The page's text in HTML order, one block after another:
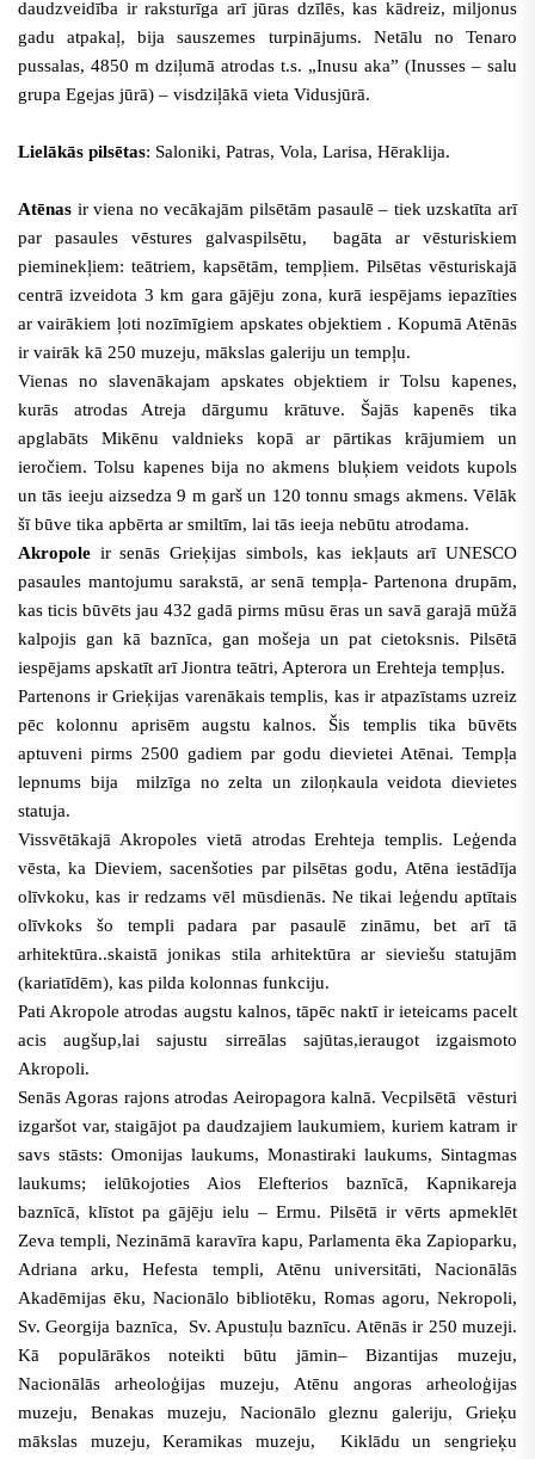
daudzveidība ir raksturīga arī jūras dzīlēs, kas kādreiz, miljonus
gadu atpakaļ, bija sauszemes turpinājums. Netālu no Tenaro
pussalas, 4850 m dziļumā atrodas t.s. „Inusu aka” (Inusses – salu
grupa Egejas jūrā) – visdziļākā vieta Vidusjūrā.
Lielākās pilsētas: Saloniki, Patras, Vola, Larisa, Hēraklija.
Atēnas ir viena no vecākajām pilsētām pasaulē – tiek uzskatīta arī
par pasaules vēstures galvaspilsētu, bagāta ar vēsturiskiem
pieminekļiem: teātriem, kapsētām, tempļiem. Pilsētas vēsturiskajā
centrā izveidota 3 km gara gājēju zona, kurā iespējams iepazīties
ar vairākiem ļoti nozīmīgiem apskates objektiem . Kopumā Atēnās
ir vairāk kā 250 muzeju, mākslas galeriju un tempļu.
Vienas no slavenākajam apskates objektiem ir Tolsu kapenes,
kurās atrodas Atreja dārgumu krātuve. Šajās kapenēs tika
apglabāts Mikēnu valdnieks kopā ar pārtikas krājumiem un
ieročiem. Tolsu kapenes bija no akmens bluķiem veidots kupols
un tās ieeju aizsedza 9 m garš un 120 tonnu smags akmens. Vēlāk
šī būve tika apbērta ar smiltīm, lai tās ieeja nebūtu atrodama.
Akropole ir senās Grieķijas simbols, kas iekļautsarī UNESCO
pasaules mantojumu sarakstā, ar senā tempļa- Partenona drupām,
kas ticis būvēts jau 432 gadā pirms mūsu ēras un savā garajā mūžā
kalpojis gan kā baznīca, gan mošeja un pat cietoksnis. Pilsētā
iespējams apskatīt arī Jiontra teātri, Apterora un Erehteja tempļus.
Partenons ir Grieķijas varenākais templis, kas ir atpazīstams uzreiz
pēc kolonnu aprisēm augstu kalnos. Šis templis tika būvēts
aptuveni pirms 2500 gadiem par godu dievietei Atēnai. Tempļa
lepnums bija milzīga no zelta un ziloņkaula veidota dievietes
statuja.
Vissvētākajā Akropoles vietā atrodas Erehteja templis. Leģenda
vēsta, ka Dieviem, sacenšoties par pilsētas godu, Atēna iestādīja
olīvkoku, kas ir redzams vēl mūsdienās. Ne tikai leģendu aptītais
olīvkoks šo templi padara par pasaulē zināmu, bet arī tā
arhitektūra..skaistā jonikas stila arhitektūra ar sieviešu statujām
(kariatīdēm), kas pilda kolonnas funkciju.
Pati Akropole atrodas augstu kalnos, tāpēc naktī ir ieteicams pacelt
acis augšup,lai sajustu sirreālas sajūtas,ieraugot izgaismoto
Akropoli.
Senās Agoras rajons atrodas Aeiropagora kalnā. Vecpilsētā vēsturi
izgaršot var, staigājot pa daudzajiem laukumiem, kuriem katram ir
savs stāsts: Omonijas laukums, Monastiraki laukums, Sintagmas
laukums; ielūkojoties Aios Elefterios baznīcā, Kapnikareja
baznīcā, klīstot pa gājēju ielu – Ermu. Pilsētā ir vērts apmeklēt
Zeva templi, Nezināmā karavīra kapu, Parlamenta ēka Zapioparku,
Adriana arku, Hefesta templi, Atēnu universitāti, Nacionālās
Akadēmijas ēku, Nacionālo bibliotēku, Romas agoru, Nekropoli,
Sv. Georgija baznīca, Sv. Apustuļu baznīcu. Atēnās ir 250 muzeji.
Kā populārākos noteikti būtu jāmin– Bizantijas muzeju,
Nacionālās arheoloģijas muzeju, Atēnu angoras arheoloģijas
muzeju, Benakas muzeju, Nacionālo gleznu galeriju, Grieķu
mākslas muzeju, Keramikas muzeju, Kiklādu un sengrieķu